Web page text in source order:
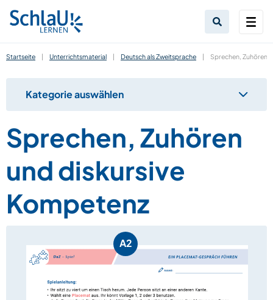
Startseite | Unterrichtsmaterial | Deutsch als Zweitsprache | Sprechen, Zuhören
Kategorie auswählen
Sprechen, Zuhören
und diskursive
Kompetenz
A2